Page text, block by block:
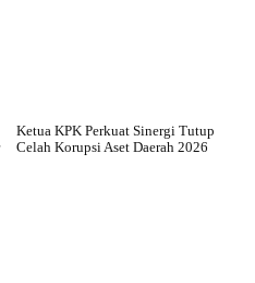
Ketua KPK Perkuat Sinergi Tutup
Celah Korupsi Aset Daerah 2026